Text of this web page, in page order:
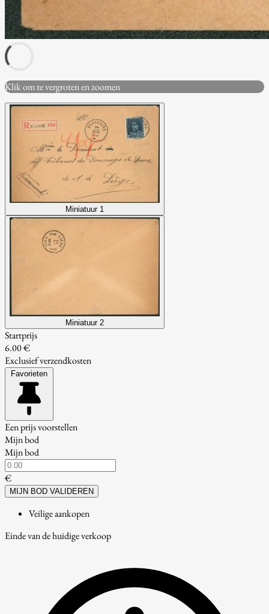
Klik om te vergroten en zoomen
Miniatuur 1
Miniatuur 2
Startprijs
6.00 €
Exclusief verzendkosten
Favorieten
Een prijs voorstellen
Mijn bod
Mijn bod
€
MIJN BOD VALIDEREN
Veilige aankopen
Einde van de huidige verkoop